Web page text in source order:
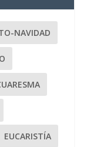
NAVIDAD
EUCARISTÍA